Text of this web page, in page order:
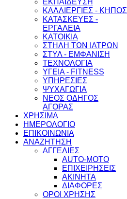
ΕΚΠΑΙΔΕΥΣΗ
ΚΑΛΛΙΕΡΓΙΕΣ - ΚΗΠΟΣ
ΚΑΤΑΣΚΕΥΕΣ -
ΕΡΓΑΛΕΙΑ
ΚΑΤΟΙΚΙΑ
ΣΤΗΛΗ ΤΩΝ ΙΑΤΡΩΝ
ΣΤΥΛ - ΕΜΦΑΝΙΣΗ
ΤΕΧΝΟΛΟΓΙΑ
ΥΓΕΙΑ - FITNESS
ΥΠΗΡΕΣΙΕΣ
ΨΥΧΑΓΩΓΙΑ
ΝΕΟΣ ΟΔΗΓΟΣ
ΑΓΟΡΑΣ
ΧΡΗΣΙΜΑ
ΗΜΕΡΟΛΟΓΙΟ
ΕΠΙΚΟΙΝΩΝΙΑ
ΑΝΑΖΗΤΗΣΗ
ΑΓΓΕΛΙΕΣ
AUTO-MOTO
ΕΠΙΧΕΙΡΗΣΕΙΣ
ΑΚΙΝΗΤΑ
ΔΙΑΦΟΡΕΣ
ΟΡΟΙ ΧΡΗΣΗΣ